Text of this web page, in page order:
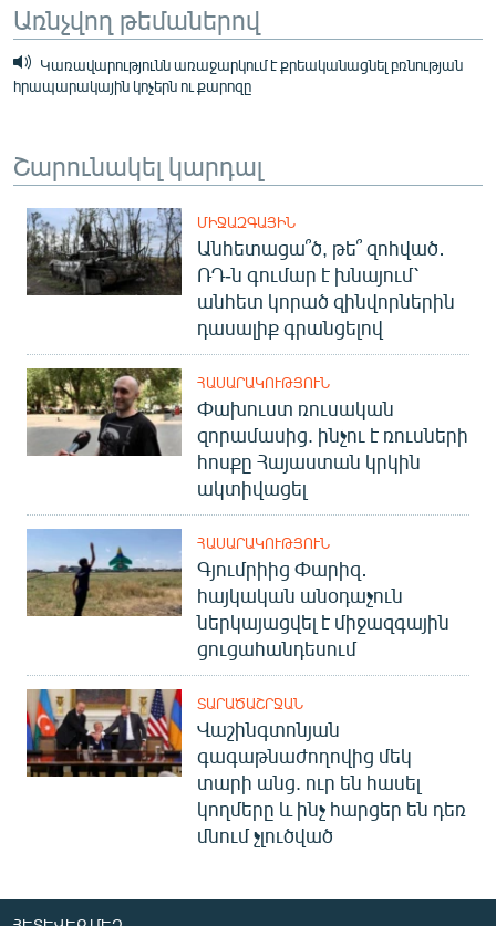
Առնչվող թեմաներով
Կառավարությունն առաջարկում է քրեականացնել բռնության
հրապարակային կոչերն ու քարոզը
Շարունակել կարդալ
ՄԻՋԱԶԳԱՅԻՆ
Անհետացա՞ծ, թե՞ զոհված․
ՌԴ-ն գումար է խնայում՝
անհետ կորած զինվորներին
դասալիք գրանցելով
ՀԱՍԱՐԱԿՈՒԹՅՈՒՆ
Փախուստ ռուսական
զորամասից. ինչու է ռուսների
հոսքը Հայաստան կրկին
ակտիվացել
ՀԱՍԱՐԱԿՈՒԹՅՈՒՆ
Գյումրիից Փարիզ․
հայկական անօդաչուն
ներկայացվել է միջազգային
ցուցահանդեսում
ՏԱՐԱԾԱՇՐՋԱՆ
Վաշինգտոնյան
գագաթնաժողովից մեկ
տարի անց. ուր են հասել
կողմերը և ինչ հարցեր են դեռ
մնում չլուծված